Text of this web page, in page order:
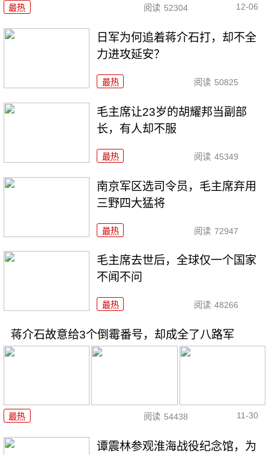
最热 阅读 52304 12-06
日军为何追着蒋介石打，却不全
力进攻延安？
最热 阅读 50825
毛主席让23岁的胡耀邦当副部
长，有人却不服
最热 阅读 45349
南京军区选司令员，毛主席弃用
三野四大猛将
最热 阅读 72947
毛主席去世后，全球仅一个国家
不闻不问
最热 阅读 48266
蒋介石故意给3个倒霉番号，却成全了八路军
最热 阅读 54438 11-30
谭震林参观淮海战役纪念馆，为